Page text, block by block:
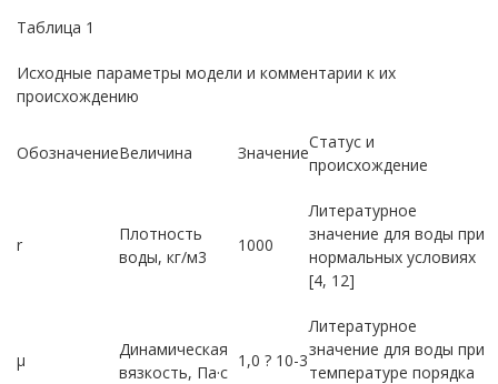
Таблица 1
Исходные параметры модели и комментарии к их
происхождению
ОбозначениеВеличина Значение
Статус и
происхождение
r
Плотность
воды, кг/м3
1000
Литературное
значение для воды при
нормальных условиях
[4, 12]
µ
Динамическая
вязкость, Па·с
1,0 ? 10-3
Литературное
значение для воды при
температуре порядка